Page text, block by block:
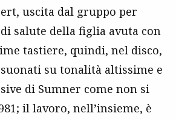
uscita dal gruppo per
salute della figlia avuta con
tastiere, quindi, nel disco,
suonati su tonalità altissime e
di Sumner come non si
il lavoro, nell’insieme, è